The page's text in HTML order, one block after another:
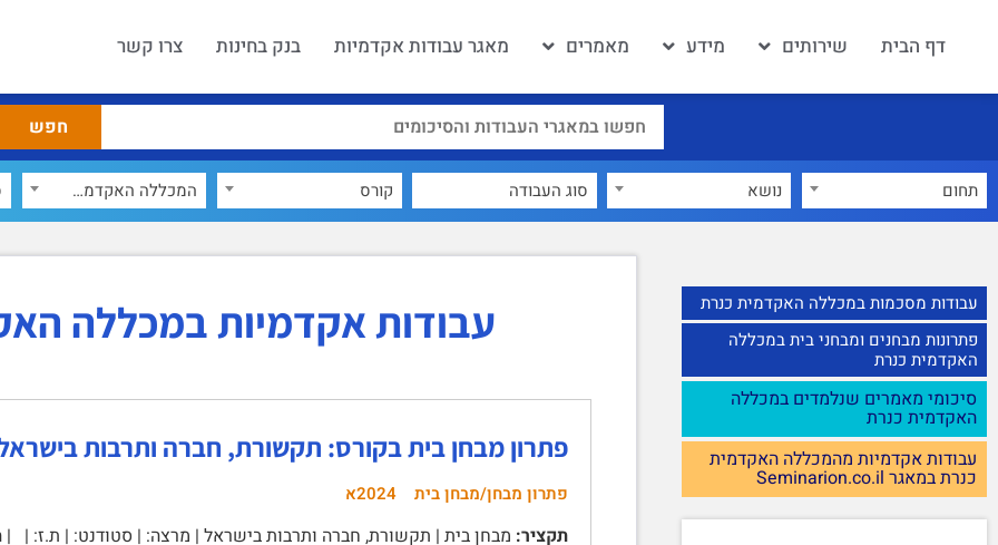
דף הבית שירותים מידע מאמרים מאגר עבודות אקדמיות בנק בחינות צרו קשר
תחום נושא קורס המכללה האקדמית כנרת
עבודות מסכמות במכללה האקדמית כנרת
פתרונות מבחנים ומבחני בית במכללה
האקדמית כנרת
סיכומי מאמרים שנלמדים במכללה
האקדמית כנרת
עבודות אקדמיות מהמכללה האקדמית
כנרת במאגר Seminarion.co.il
עבודות אקדמיות במכללה
פתרון מבחן בית בקורס: תקשורת, חברה ותרבות
פתרון מבחן/מבחן בית 2024א
תקציר: מבחן בית | תקשורת, חברה ותרבות בישראל | מרצה: | סטודנט: | ת.ז: | |